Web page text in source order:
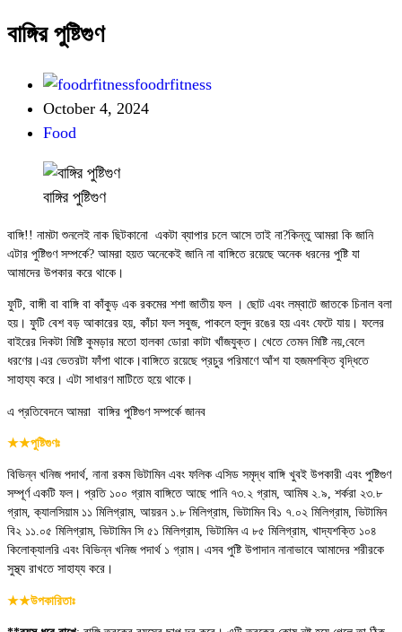
বাঙ্গির পুষ্টিগুণ
foodrfitness
October 4, 2024
Food
বাঙ্গির পুষ্টিগুণ
বাঙ্গি!! নামটা শুনলেই নাক ছিটকানো একটা ব্যাপার চলে আসে তাই না?কিন্তু আমরা কি জানি
এটার পুষ্টিগুণ সম্পর্কে? আমরা হয়ত অনেকেই জানি না বাঙ্গিতে রয়েছে অনেক ধরনের পুষ্টি যা
আমাদের উপকার করে থাকে।
ফুটি, বাঙ্গী বা বাঙ্গি বা কাঁকুড় এক রকমের শশা জাতীয় ফল । ছোট এবং লম্বাটে জাতকে চিনাল বলা
হয়। ফুটি বেশ বড় আকারের হয়, কাঁচা ফল সবুজ, পাকলে হলুদ রঙের হয় এবং ফেটে যায়। ফলের
বাইরের দিকটা মিষ্টি কুমড়ার মতো হালকা ডোরা কাটা খাঁজযুক্ত। খেতে তেমন মিষ্টি নয়,বেলে
ধরণের।এর ভেতরটা ফাঁপা থাকে।বাঙ্গিতে রয়েছে প্রচুর পরিমাণে আঁশ যা হজমশক্তি বৃদ্ধিতে
সাহায্য করে। এটা সাধারণ মাটিতে হয়ে থাকে।
এ প্রতিবেদনে আমরা বাঙ্গির পুষ্টিগুণ সম্পর্কে জানব
★★পুষ্টিগুণঃ
বিভিন্ন খনিজ পদার্থ, নানা রকম ভিটামিন এবং ফলিক এসিড সমৃদ্ধ বাঙ্গি খুবই উপকারী এবং পুষ্টিগুণ
সম্পূর্ণ একটি ফল। প্রতি ১০০ গ্রাম বাঙ্গিতে আছে পানি ৭৩.২ গ্রাম, আমিষ ২.৯, শর্করা ২৩.৮
গ্রাম, ক্যালসিয়াম ১১ মিলিগ্রাম, আয়রন ১.৮ মিলিগ্রাম, ভিটামিন বি১ ৭.০২ মিলিগ্রাম, ভিটামিন
বি২ ১১.০৫ মিলিগ্রাম, ভিটামিন সি ৫১ মিলিগ্রাম, ভিটামিন এ ৮৫ মিলিগ্রাম, খাদ্যশক্তি ১০৪
কিলোক্যালরি এবং বিভিন্ন খনিজ পদার্থ ১ গ্রাম। এসব পুষ্টি উপাদান নানাভাবে আমাদের শরীরকে
সুস্থ্য রাখতে সাহায্য করে।
★★উপকারিতাঃ